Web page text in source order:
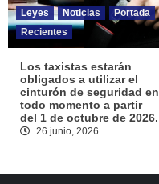
Leyes Noticias
Portada
Recientes
Los taxistas estarán
obligados a utilizar el
cinturón de seguridad en
todo momento a partir
del 1 de octubre de 2026.
26 junio, 2026